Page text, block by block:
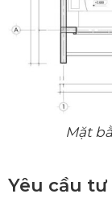
Mặt
Yêu cầu tư